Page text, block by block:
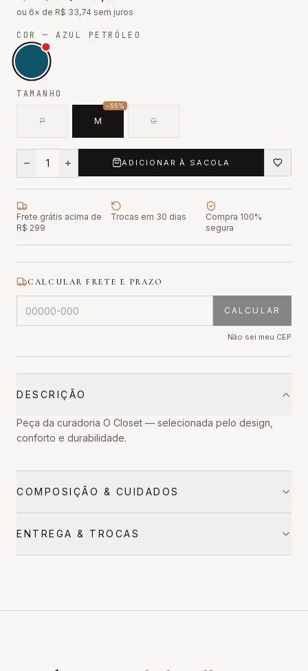
ou 6× de R$ 33,74 sem juros
COR — AZUL PETRÓLEO
TAMANHO
P M
−55%
G
1 ADICIONAR À SACOLA
Frete grátis acima de
R$ 299
Trocas em 30 dias
Compra 100%
segura
CALCULAR FRETE E PRAZO
CALCULAR
Não sei meu CEP
DESCRIÇÃO
Peça da curadoria O Closet — selecionada pelo design,
conforto e durabilidade.
COMPOSIÇÃO & CUIDADOS
ENTREGA & TROCAS